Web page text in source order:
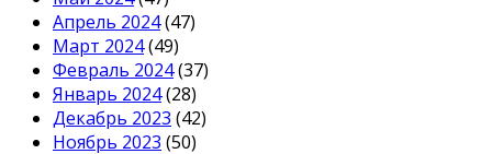
Апрель 2024(47)
Март 2024(49)
Февраль 2024(37)
Январь 2024(28)
Декабрь 2023 (42)
Ноябрь 2023 (50)